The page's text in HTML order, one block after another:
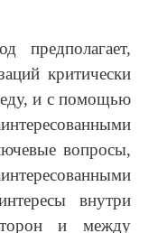
предполагает,
критически
и с помощью
вопросы,
внутри
и между